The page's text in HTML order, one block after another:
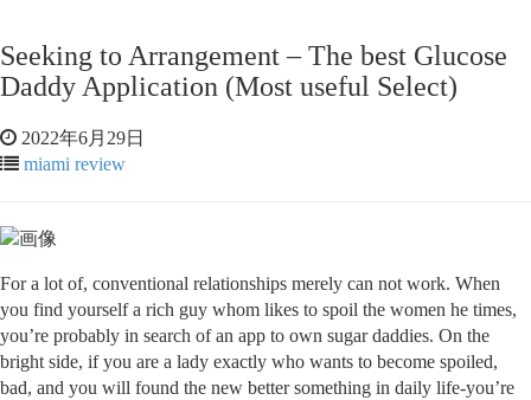
Seeking to Arrangement – The best Glucose
Daddy Application (Most useful Select)
2022年6月29日
miami review
For a lot of, conventional relationships merely can not work. When
you find yourself a rich guy whom likes to spoil the women he times,
you’re probably in search of an app to own sugar daddies. On the
bright side, if you are a lady exactly who wants to become spoiled,
bad, and you will found the new better something in daily life-you’re